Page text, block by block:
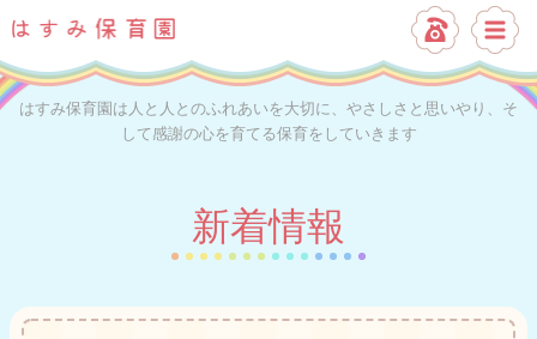
はすみ保育園は人と人とのふれあいを大切に、やさしさと思いやり、そ
して感謝の心を育てる保育をしていきます
新着情報